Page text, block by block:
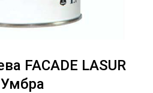
FACADE LASUR